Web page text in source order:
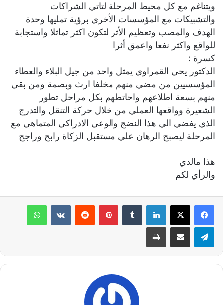
ويتناغم مع كل محيط المرحلة لتاتي الشراكات
والتشبيكات مع المؤسسات الأخري برؤية تمليها وحدة
الهدف والمصب وتعظيم الأثر لتكون اكثر تماثلا واستجابة
للواقع واكثر نفعا واعمق أثرا
كسرة :
الدكتور يحي القمراوي يمثل واحد من جيل البلاء والعطاء
المؤسسيين من مضي منهم مخلفا ارث وبصمة ومن بقي
منهم بسعة اطلاعهم واحاتطهم بكل مراحل تطور
الشعيرة وواقعها العملي من خلال حركة التنقل والتدرج
الذي يفضي الي هذا النضج والوعي الادراكي المتماهي مع
المرحلة ليصبح الرهان علي مستقبل الزكاة رابح وراجح
هذا مالدي
والرأي لكم
لينكدإن بينتيريست